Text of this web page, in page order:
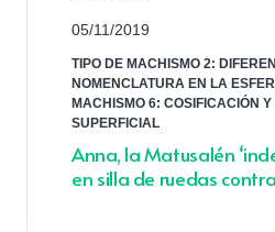
05/11/2019
TIPO DE MACHISMO 2:
NOMENCLATURA EN LA
MACHISMO 6: COSIFICACIÓN
SUPERFICIAL
Anna, la Matusalén
en silla de ruedas